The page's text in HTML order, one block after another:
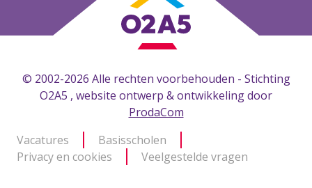
© 2002-2026 Alle rechten voorbehouden - Stichting
O2A5 , website ontwerp & ontwikkeling door
ProdaCom
Vacatures
Basisscholen
Privacy en cookies
Veelgestelde vragen